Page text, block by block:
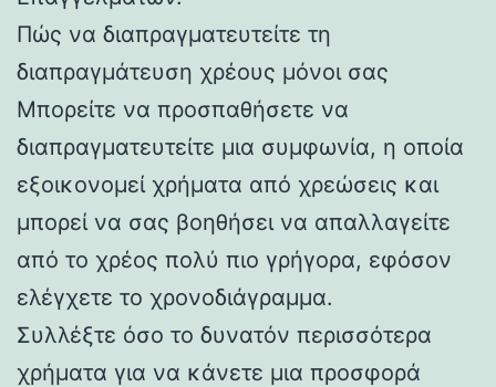
Πώς να διαπραγματευτείτε τη
διαπραγμάτευση χρέους μόνοι σας
Μπορείτε να προσπαθήσετε να
διαπραγματευτείτε μια συμφωνία, η οποία
εξοικονομεί χρήματα από χρεώσεις και
μπορεί να σας βοηθήσει να απαλλαγείτε
από το χρέος πολύ πιο γρήγορα, εφόσον
ελέγχετε το χρονοδιάγραμμα.
Συλλέξτε όσο το δυνατόν περισσότερα
χρήματα για να κάνετε μια προσφορά